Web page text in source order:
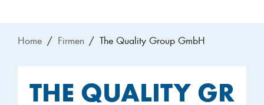
Home Firmen The Quality Group GmbH
THE QUALITY GR